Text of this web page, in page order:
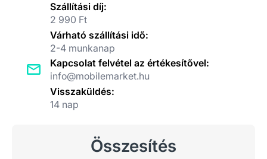
Szállítási díj:
2 990 Ft
Várható szállítási idő:
2-4 munkanap
Kapcsolat felvétel az értékesítővel:
info@mobilemarket.hu
Visszaküldés:
14 nap
Összesítés